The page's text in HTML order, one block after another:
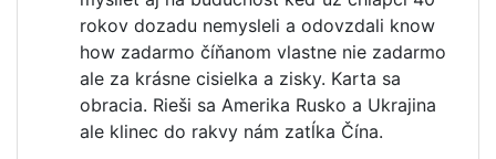
rokov dozadu nemysleli a odovzdali know
how zadarmo číňanom vlastne nie zadarmo
ale za krásne cisielka a zisky. Karta sa
obracia. Rieši sa Amerika Rusko a Ukrajina
ale klinec do rakvy nám zatĺka Čína.